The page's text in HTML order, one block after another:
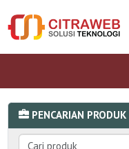
PENCARIAN PRODUK